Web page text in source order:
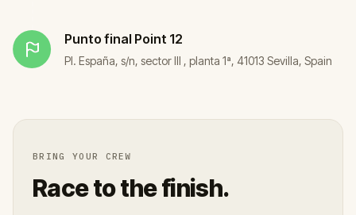
Punto final Point 12
Pl. España, s/n, sector III , planta 1ª, 41013 Sevilla, Spain
BRING YOUR CREW
Race to the finish.